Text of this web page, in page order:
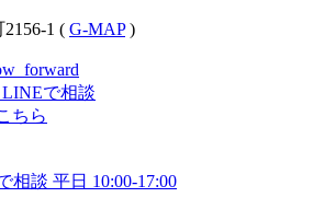
1 ( G-MAP)
LINEで相談
ちら
相談 平日 10:00-17:00